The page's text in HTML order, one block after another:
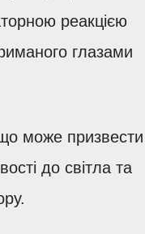
реакцією
глазами
може призвести
до світла та